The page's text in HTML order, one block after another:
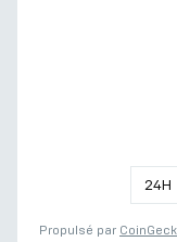
24H
Propulsé par